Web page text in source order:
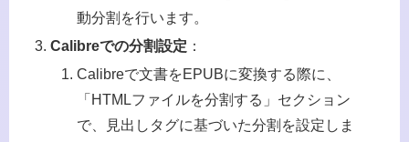
動分割を行います。
Calibreでの分割設定 ：
Calibreで文書をEPUBに変換する際に、
「HTMLファイルを分割する」セクション
で、見出しタグに基づいた分割を設定しま